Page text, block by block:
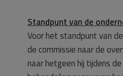
Standpunt van de
Voor het standpunt van
de commissie naar de
naar hetgeen hij tijdens